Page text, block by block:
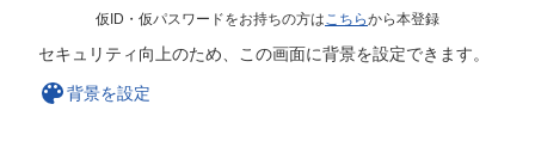
仮ID・仮パスワードをお持ちの方はこちらから本登録
セキュリティ向上のため、この画面に背景を設定できます。
背景を設定